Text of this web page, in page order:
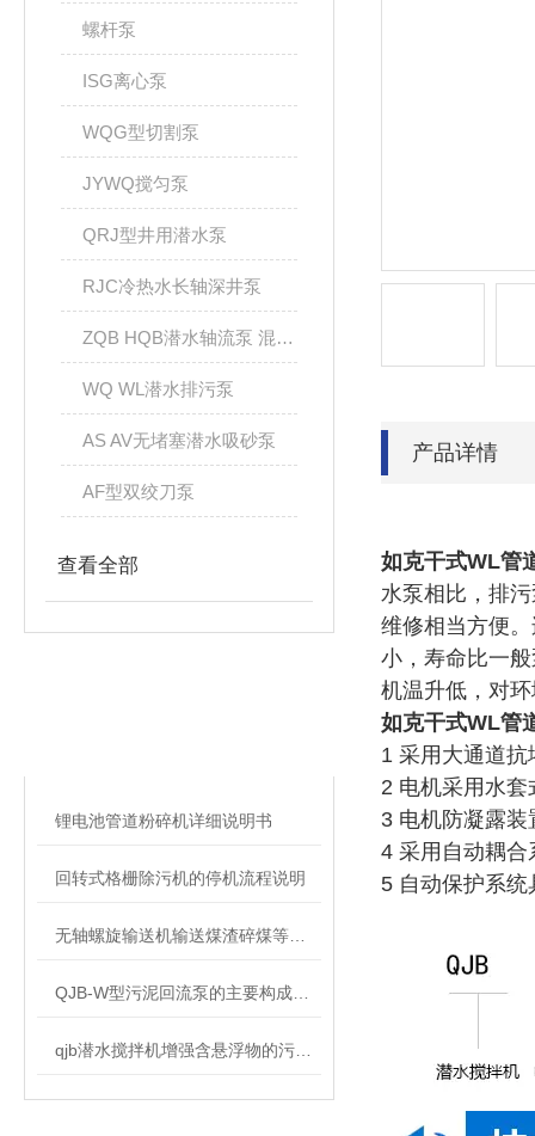
螺杆泵
ISG离心泵
WQG型切割泵
JYWQ搅匀泵
QRJ型井用潜水泵
RJC冷热水长轴深井泵
ZQB HQB潜水轴流泵 混流泵
WQ WL潜水排污泵
AS AV无堵塞潜水吸砂泵
AF型双绞刀泵
查看全部
锂电池管道粉碎机详细说明书
回转式格栅除污机的停机流程说明
产品详情
如克干式WL管
水泵相比，排
维修相当方便
小，寿命比一
机温升低，对
如克干式WL管
1 采用大通道
2 电机采用水
3 电机防凝露
4 采用自动耦
5 自动保护系